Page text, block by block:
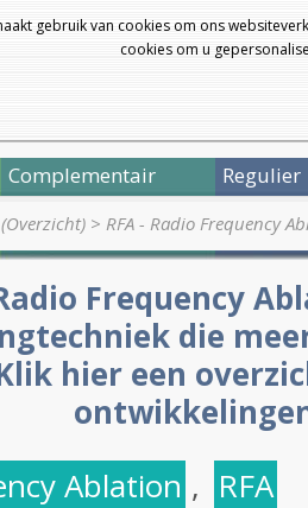
gebruik van cookies om ons
cookies om u
Complementair Regulier
> RFA - Radio Frequency
Frequency
die
hier een
Ablation , RFA